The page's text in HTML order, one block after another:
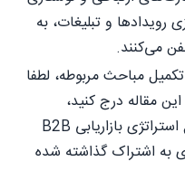
رویدادها و تبلیغات، به
می‌کنند.
مباحث مربوطه، لطفا
مقاله درج کنید،
همچنین چند مقاله مرتبط با موضوع استراتژی بازاریابی B2B
به اشتراک گذاشته شده